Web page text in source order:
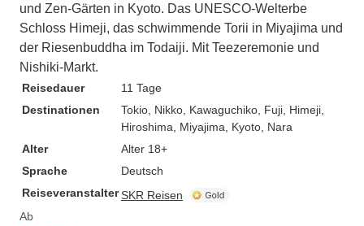
und Zen-Gärten in Kyoto. Das UNESCO-Welterbe
Schloss Himeji, das schwimmende Torii in Miyajima und
der Riesenbuddha im Todaiji. Mit Teezeremonie und
Nishiki-Markt.
Reisedauer
11 Tage
Destinationen
Tokio , Nikko , Kawaguchiko , Fuji , Himeji
Hiroshima , Miyajima , Kyoto , Nara
Alter
Alter 18+
Sprache
Deutsch
ReiseveranstalterSKR Reisen
Ab